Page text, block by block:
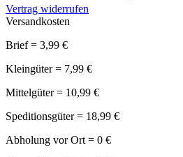
Vertrag widerrufen
Versandkosten
Brief = 3,99 €
Kleingüter = 7,99 €
Mittelgüter = 10,99 €
Speditionsgüter = 18,99 €
Abholung vor Ort = 0 €